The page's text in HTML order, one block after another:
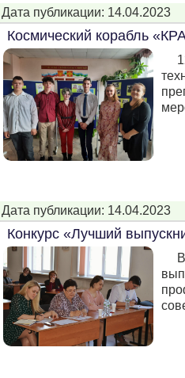
Дата публикации: 14.04.2023
Космический корабль
Дата публикации: 14.04.2023
Конкурс «Лучший